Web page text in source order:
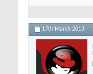
17th March 2013,